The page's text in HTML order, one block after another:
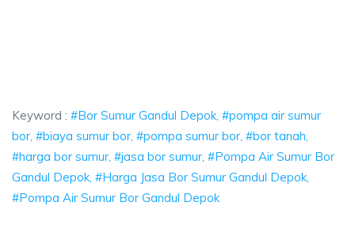
Keyword : #Bor Sumur Gandul Depok, #pompa air sumur
bor, #biaya sumur bor, #pompa sumur bor, #bor tanah,
#harga bor sumur, #jasa bor sumur, #Pompa Air Sumur Bor
Gandul Depok, #Harga Jasa Bor Sumur Gandul Depok,
#Pompa Air Sumur Bor Gandul Depok